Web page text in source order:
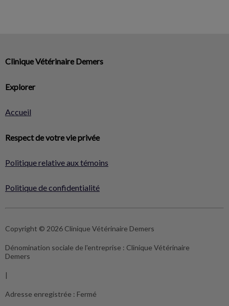
Explorer
Accueil
Respect de votre vie privée
Politique relative aux témoins
Politique de confidentialité
Clinique Vétérinaire Demers
Copyright © 2026 Clinique Vétérinaire Demers
Dénomination sociale de l'entreprise : Clinique Vétérinaire
Demers
|
Adresse enregistrée : Fermé